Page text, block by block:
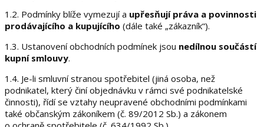
1.2. Podmínky blíže vymezují a upřesňují práva a povinnosti
prodávajícího a kupujícího (dále také „zákazník“).
1.3. Ustanovení obchodních podmínek jsou nedílnou součástí
kupní smlouvy.
1.4. Je-li smluvní stranou spotřebitel (jiná osoba, než
podnikatel, který činí objednávku v rámci své podnikatelské
činnosti), řídí se vztahy neupravené obchodními podmínkami
také občanským zákoníkem (č. 89/2012 Sb.) a zákonem